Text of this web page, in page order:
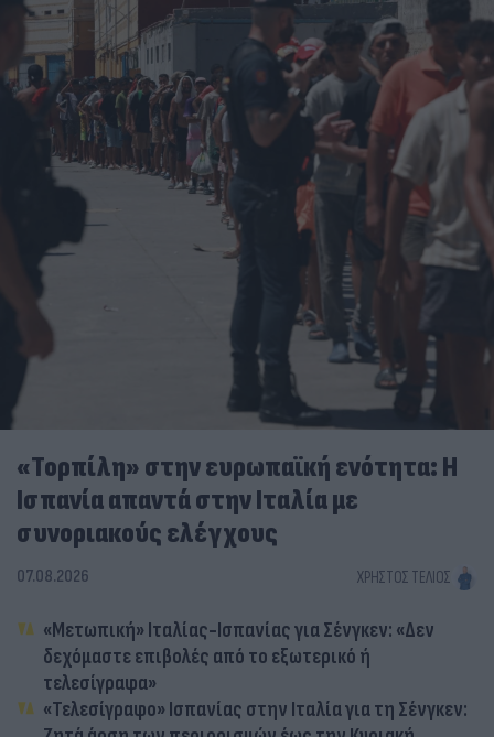
«Τορπίλη» στην ευρωπαϊκή ενότητα: Η
Ισπανία απαντά στην Ιταλία με
συνοριακούς ελέγχους
07.08.2026 ΧΡΉΣΤΟΣ ΤΈΛΙΟΣ
«Μετωπική» Ιταλίας-Ισπανίας για Σένγκεν: «Δεν
δεχόμαστε επιβολές από το εξωτερικό ή
τελεσίγραφα»
«Τελεσίγραφο» Ισπανίας στην Ιταλία για τη Σένγκεν: